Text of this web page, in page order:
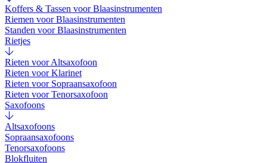
Koffers & Tassen voor Blaasinstrumenten
Riemen voor Blaasinstrumenten
Standen voor Blaasinstrumenten
Rietjes
Rieten voor Altsaxofoon
Rieten voor Klarinet
Rieten voor Sopraansaxofoon
Rieten voor Tenorsaxofoon
Saxofoons
Altsaxofoons
Sopraansaxofoons
Tenorsaxofoons
Blokfluiten